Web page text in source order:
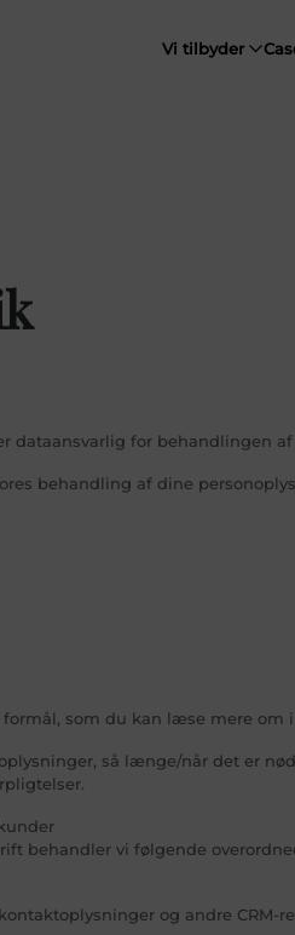
Vi tilbyder
er dataansvarlig for
behandling af dine
som du kan læse mere om
så længe/når det er
behandler vi følgende
og andre CRM-